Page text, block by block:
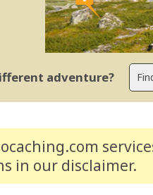
adventure?
in our disclaimer.